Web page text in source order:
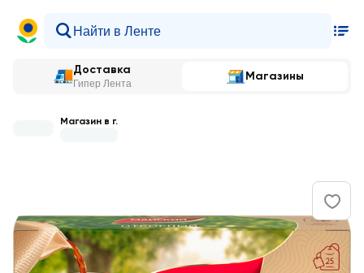
Доставка
Гипер Лента
Магазины
Магазин в г.